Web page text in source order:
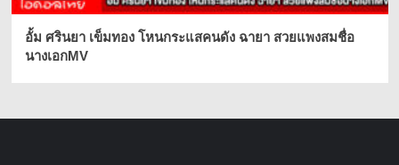
อั้ม ศรินยา เข็มทอง โหนกระแสคนดัง ฉายา สวยแพงสมชื่อ
นางเอกMV